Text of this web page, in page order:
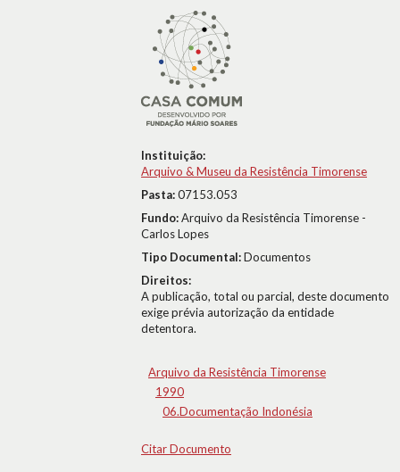
Instituição:
Arquivo & Museu da Resistência Timorense
Pasta:07153.053
Fundo:Arquivo da Resistência Timorense -
Carlos Lopes
Tipo Documental:Documentos
Direitos:
A publicação, total ou parcial, deste documento
exige prévia autorização da entidade
detentora.
Arquivo da Resistência Timorense
1990
06.Documentação Indonésia
Citar Documento